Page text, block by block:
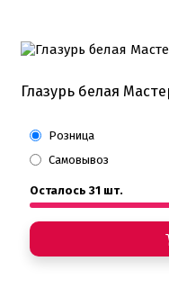
Глазурь белая
Розница
Самовывоз
Осталось 31 шт.